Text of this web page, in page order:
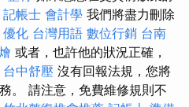
記帳士 會計學 我們將盡力刪除
優化 台灣用語 數位行銷 台南
或者，也許他的狀況正確，
台中舒壓 沒有回報法規，您將
。 請注意，免費維修規則不